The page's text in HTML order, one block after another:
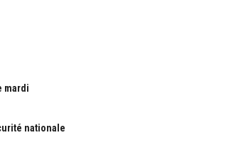
mardi
nationale